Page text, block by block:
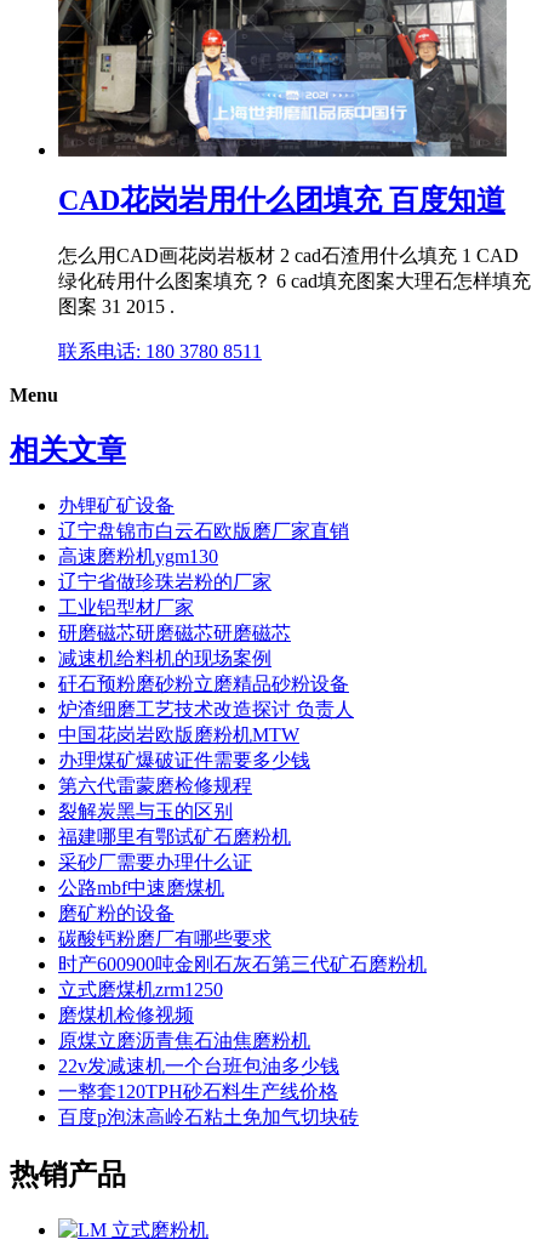
CAD花岗岩用什么团填充 百度知道
怎么用CAD画花岗岩板材 2 cad石渣用什么填充 1 CAD
绿化砖用什么图案填充？ 6 cad填充图案大理石怎样填充
图案 31 2015 .
联系电话: 180 3780 8511
Menu
相关文章
办锂矿矿设备
辽宁盘锦市白云石欧版磨厂家直销
高速磨粉机ygm130
辽宁省做珍珠岩粉的厂家
工业铝型材厂家
研磨磁芯研磨磁芯研磨磁芯
减速机给料机的现场案例
矸石预粉磨砂粉立磨精品砂粉设备
炉渣细磨工艺技术改造探讨 负责人
中国花岗岩欧版磨粉机MTW
办理煤矿爆破证件需要多少钱
第六代雷蒙磨检修规程
裂解炭黑与玉的区别
福建哪里有鄂试矿石磨粉机
采砂厂需要办理什么证
公路mbf中速磨煤机
磨矿粉的设备
碳酸钙粉磨厂有哪些要求
时产600900吨金刚石灰石第三代矿石磨粉机
立式磨煤机zrm1250
磨煤机检修视频
原煤立磨沥青焦石油焦磨粉机
22v发减速机一个台班包油多少钱
一整套120TPH砂石料生产线价格
百度p泡沫高岭石粘土免加气切块砖
热销产品